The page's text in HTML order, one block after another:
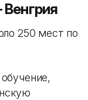
250 мест по